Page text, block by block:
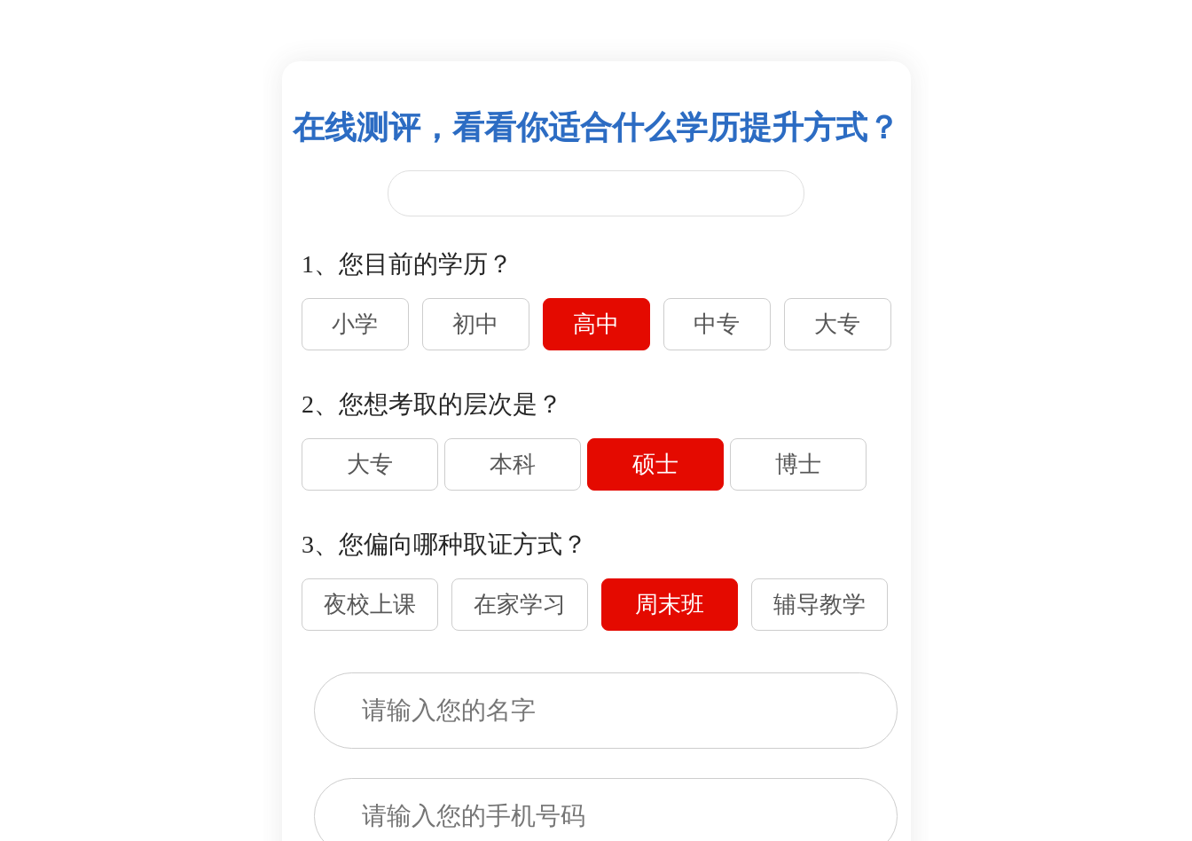
在线测评，看看你适合什么学历提升方式？
1、您目前的学历？
小学 初中 高中 中专 大专
2、您想考取的层次是？
大专 本科 硕士 博士
3、您偏向哪种取证方式？
夜校上课 在家学习 周末班 辅导教学